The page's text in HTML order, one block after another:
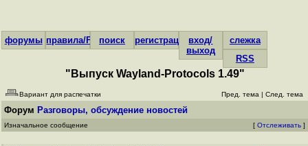
форумы правила/FAQпоиск регистрациявход/
выход
слежка
RSS
"Выпуск Wayland-Protocols 1.49"
Вариант для распечатки Пред. тема | След. тема
Форум Разговоры, обсуждение новостей
Изначальное сообщение [ Отслеживать ]